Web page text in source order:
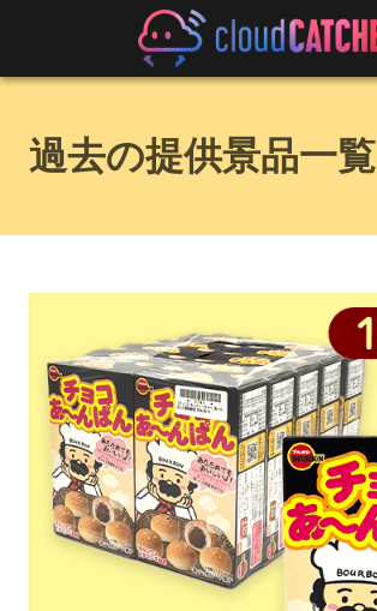
過去の提供景品一覧